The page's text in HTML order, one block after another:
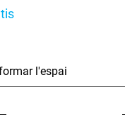
l'espai